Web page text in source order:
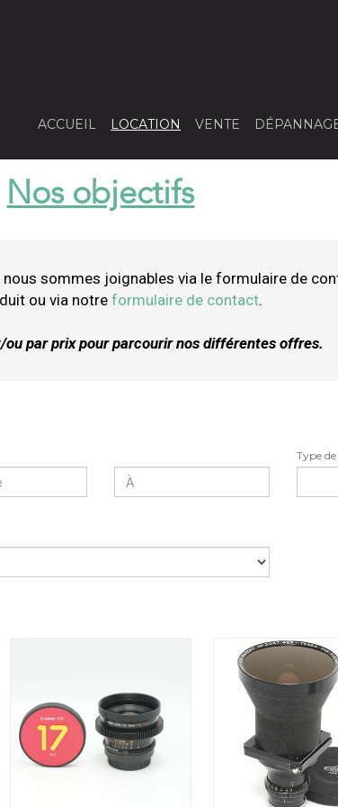
ACCUEIL LOCATION VENTE
Nos objectifs
sommes joignables via le formulaire de
ou via notre formulaire de contact.
par prix pour parcourir nos différentes offres.
Type